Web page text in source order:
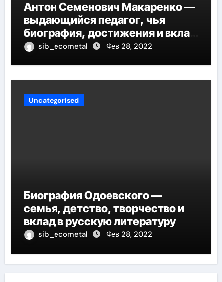
Антон Семенович Макаренко —
выдающийся педагог, чья
биография, достижения и вклад
в педагогику оказывают
sib_ecometal Фев 28, 2022
Uncategorised
Биография Одоевского —
семья, детство, творчество и
вклад в русскую литературу
sib_ecometal Фев 28, 2022